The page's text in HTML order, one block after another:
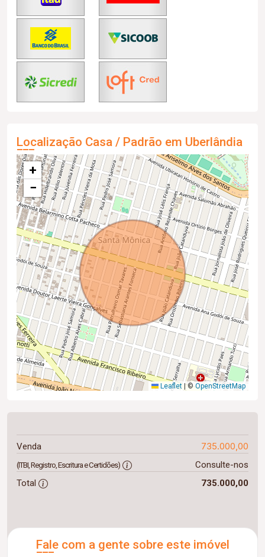
Localização Casa / Padrão em Uberlândia
+
−
Leaflet |©OpenStreetMap
Venda 735.000,00
(ITBI, Registro, Escritura e Certidões)
Consulte-nos
Total
735.000,00
Fale com a gente sobre este imóvel